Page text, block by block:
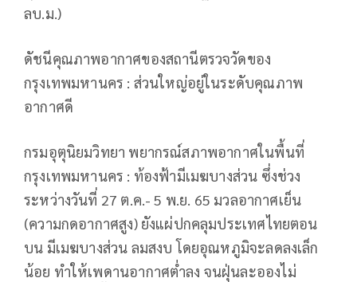
ลบ.ม.)
ดัชนีคุณภาพอากาศของสถานีตรวจวัดของ
กรุงเทพมหานคร : ส่วนใหญ่อยู่ในระดับคุณภาพ
อากาศดี
กรมอุตุนิยมวิทยา พยากรณ์สภาพอากาศในพื้นที่
กรุงเทพมหานคร : ท้องฟ้ามีเมฆบางส่วน ซึ่งช่วง
ระหว่างวันที่ 27 ต.ค.- 5 พ.ย. 65 มวลอากาศเย็น
(ความกดอากาศสูง) ยังแผ่ปกคลุมประเทศไทยตอน
บน มีเมฆบางส่วน ลมสงบ โดยอุณหภูมิจะลดลงเล็ก
น้อย ทำให้เพดานอากาศต่ำลง จนฝุ่นละอองไม่